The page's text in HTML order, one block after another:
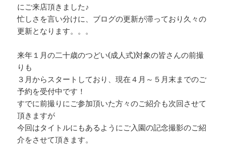
にご来店頂きました♪
忙しさを言い分けに、ブログの更新が滞っており久々の
更新となります。。。
来年１月の二十歳のつどい(成人式)対象の皆さんの前撮
りも
３月からスタートしており、現在４月～５月末までのご
予約を受付中です！
すでに前撮りにご参加頂いた方々のご紹介も次回させて
頂きますが
今回はタイトルにもあるようにご入園の記念撮影のご紹
介をさせて頂きます。